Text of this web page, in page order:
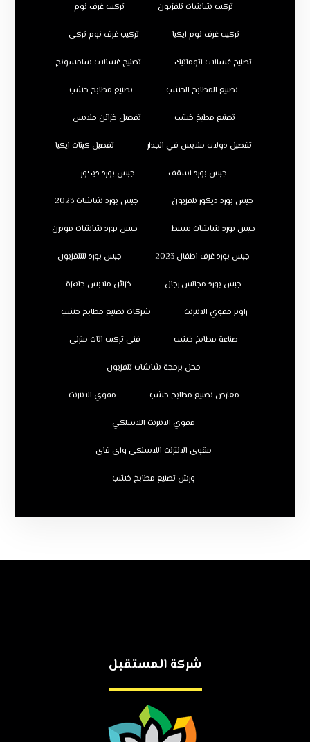
تركيب شاشات تلفزيون تركيب غرف نوم
تركيب غرف نوم ايكيا تركيب غرف نوم تركي
تصليح غسالات اتوماتيك تصليح غسالات سامسونج
تصنيع المطابخ الخشب تصنيع مطابخ خشب
تصنيع مطبخ خشب تفصيل خزائن ملابس
تفصيل دولاب ملابس في الجدار تفصيل كبتات ايكيا
جبس بورد اسقف جبس بورد ديكور
جبس بورد ديكور تلفزيون جبس بورد شاشات 2023
جبس بورد شاشات بسيط جبس بورد شاشات مودرن
جبس بورد غرف اطفال 2023 جبس بورد للتلفزيون
جبس بورد مجالس رجال خزائن ملابس جاهزة
راوتر مقوي الانترنت شركات تصنيع مطابخ خشب
صناعة مطابخ خشب فني تركيب اثاث منزلي
محل برمجة شاشات تلفزيون
معارض تصنيع مطابخ خشب مقوي الانترنت
مقوي الانترنت اللاسلكي
مقوي الانترنت اللاسلكي واي فاي
ورش تصنيع مطابخ خشب
شركة المستقبل